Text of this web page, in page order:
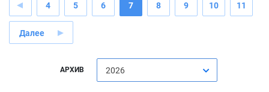
4 5 6 7 8 9 10 11
Далее
АРХИВ 2026